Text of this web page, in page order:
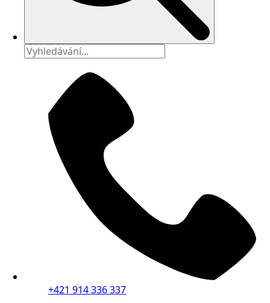
+421 914 336 337